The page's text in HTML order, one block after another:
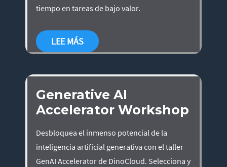
tiempo en tareas de bajo valor.
LEE MÁS
Generative AI
Accelerator Workshop
Desbloquea el inmenso potencial de la
inteligencia artificial generativa con el taller
GenAI Accelerator de DinoCloud. Selecciona y